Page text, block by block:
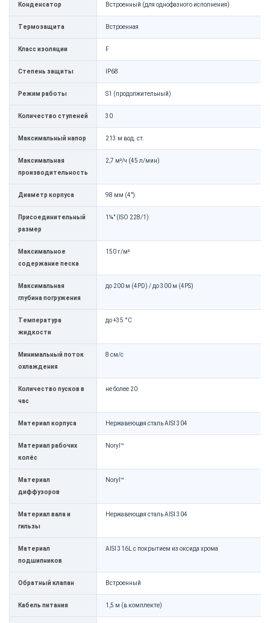
Конденсатор Встроенный (для однофазного исполнения)
Термозащита Встроенная
Класс изоляции F
Степень защиты IP68
Режим работы S1 (продолжительный)
Количество ступеней 30
Максимальный напор 213 м вод. ст.
Максимальная
производительность
2,7 м³/ч (45 л/мин)
Диаметр корпуса 98 мм (4")
Присоединительный
размер
1¼" (ISO 228/1)
Максимальное
содержание песка
150 г/м³
Максимальная
глубина погружения
до 200 м (4PD) / до 300 м (4PS)
Температура
жидкости
до +35 °C
Минимальный поток
охлаждения
8 см/с
Количество пусков в
час
не более 20
Материал корпуса Нержавеющая сталь AISI 304
Материал рабочих
колёс
Noryl™
Материал
диффузоров
Noryl™
Материал вала и
гильзы
Нержавеющая сталь AISI 304
Материал
подшипников
AISI 316L с покрытием из оксида хрома
Обратный клапан Встроенный
Кабель питания 1,5 м (в комплекте)